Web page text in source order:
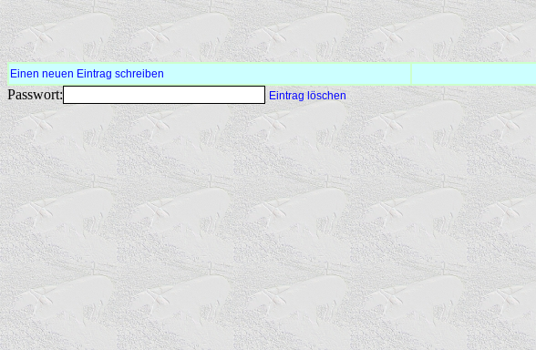
Einen neuen Eintrag schreiben
Passwort: Eintrag löschen